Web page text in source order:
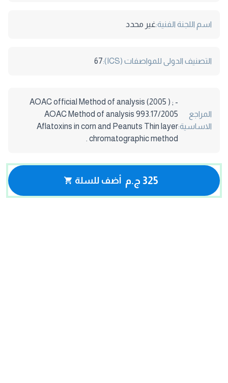
اسم اللجنة الفنية:غير محدد
التصنيف الدولى للمواصفات (ICS): 67
المراجع
الاساسية:
- AOAC official Method of analysis (2005 ) ;
AOAC Method of analysis 993.17/2005
Aflatoxins in corn and Peanuts Thin layer
chromatographic method .
325 ج.م أضف للسلة